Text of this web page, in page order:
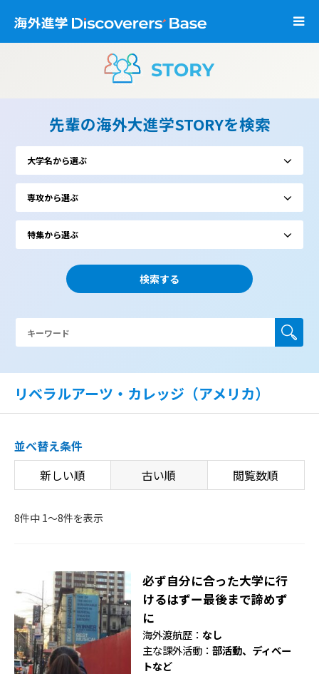
先輩の海外大進学STORYを検索
リベラルアーツ・カレッジ（アメリカ）
並べ替え条件
新しい順
古い順 閲覧数順
8件中 1〜8件を表示
必ず自分に合った大学に行
けるはずー最後まで諦めず
に
海外渡航歴： なし
主な課外活動：部活動、ディベー
トなど